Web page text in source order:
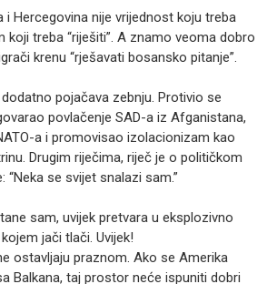
i Hercegovina nije vrijednost koju treba
koji treba “riješiti”. A znamo veoma dobro
krenu “rješavati bosansko pitanje”.
pojačava zebnju. Protivio se
povlačenje SAD-a iz Afganistana,
a i promovisao izolacionizam kao
Drugim riječima, riječ je o političkom
“Neka se svijet snalazi sam.”
sam, uvijek pretvara u eksplozivno
jači tlači. Uvijek!
ostavljaju praznom. Ako se Amerika
Balkana, taj prostor neće ispuniti dobri